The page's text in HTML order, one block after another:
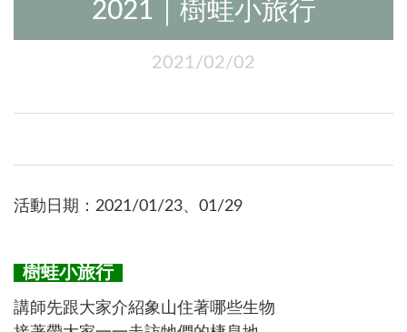
2021｜樹蛙小旅行
2021/02/02
活動日期：2021/01/23、01/29
樹蛙小旅行
講師先跟大家介紹象山住著哪些生物